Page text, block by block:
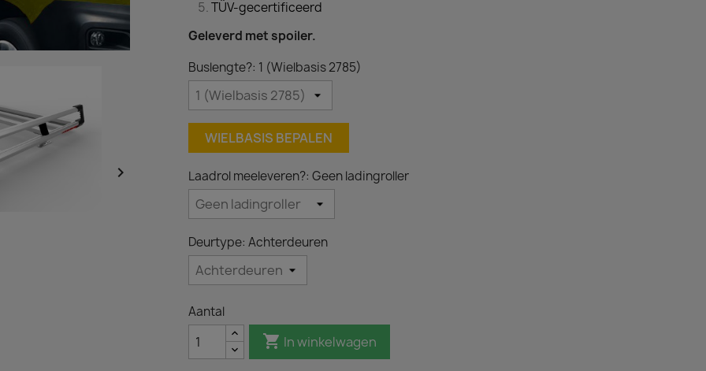

TÜV-gecertificeerd
Geleverd met spoiler.
Buslengte?: 1 (Wielbasis 2785)
WIELBASIS BEPALEN
Laadrol meeleveren?: Geen ladingroller
Deurtype: Achterdeuren
Aantal
 In winkelwagen